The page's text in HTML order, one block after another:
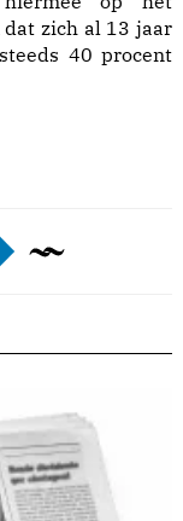
zich al 13 jaar
40 procent